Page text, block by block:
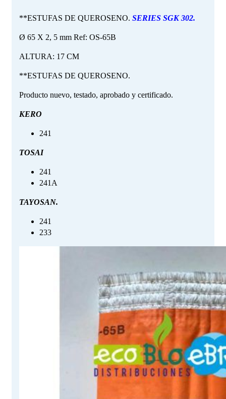
**ESTUFAS DE QUEROSENO. SERIES SGK 302.
Ø 65 X 2, 5 mm Ref: OS-65B
ALTURA: 17 CM
**ESTUFAS DE QUEROSENO.
Producto nuevo, testado, aprobado y certificado.
KERO
241
TOSAI
241
241A
TAYOSAN.
241
233